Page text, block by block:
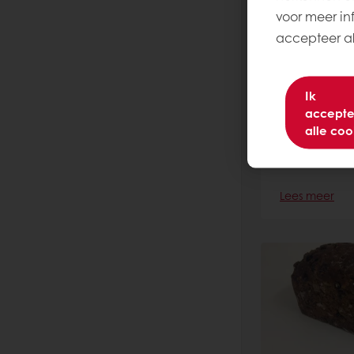
Desem
Lees meer
voor meer
accepteer
Ik
alle